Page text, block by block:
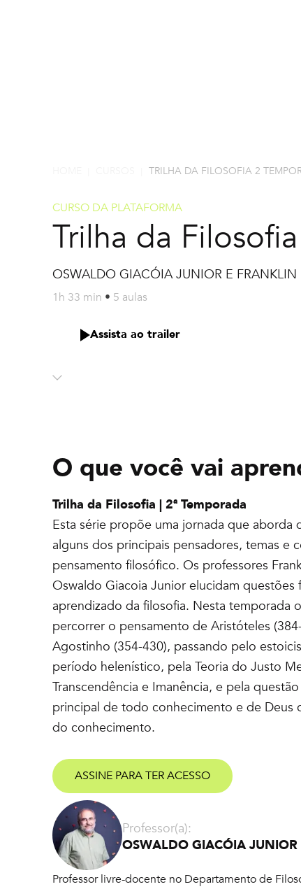
TRILHA DA FILOSOFIA 2
CURSO DA PLATAFORMA
Trilha da
OSWALDO GIACÓIA JUNIOR E FRANKLIN
1h 33 min • 5 aulas
Assista ao trailer
O que você vai
Trilha da Filosofia | 2ª Temporada
Esta série propõe uma jornada que aborda
alguns dos principais pensadores, temas e
pensamento filosófico. Os professores
Oswaldo Giacoia Junior elucidam questões
aprendizado da filosofia. Nesta temporada
percorrer o pensamento de Aristóteles
Agostinho (354-430), passando pelo
período helenístico, pela Teoria do Justo
Transcendência e Imanência, e pela
principal de todo conhecimento e de Deus
do conhecimento.
ASSINE PARA TER ACESSO
Professor(a):
OSWALDO GIACÓIA JUNIOR
Professor livre-docente no Departamento de